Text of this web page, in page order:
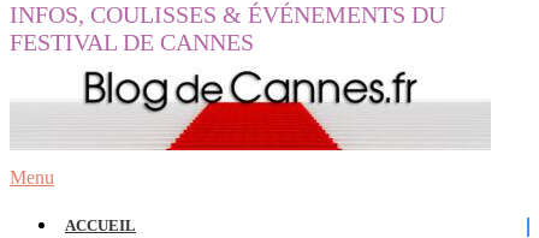
INFOS, COULISSES & ÉVÉNEMENTS DU
FESTIVAL DE CANNES
Menu
ACCUEIL